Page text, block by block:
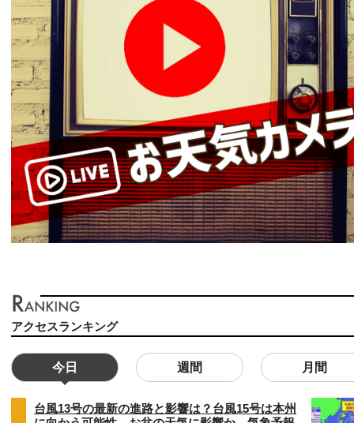
アクセスランキング
今日 週間 月間
台風13号の最新の進路と影響は？台風15号は本州